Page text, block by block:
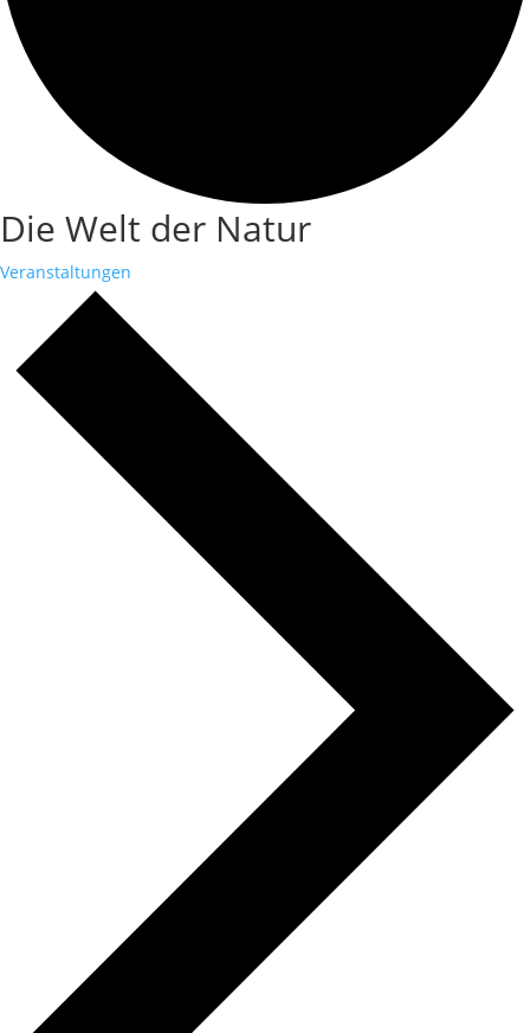
Die Welt der Natur
Veranstaltungen